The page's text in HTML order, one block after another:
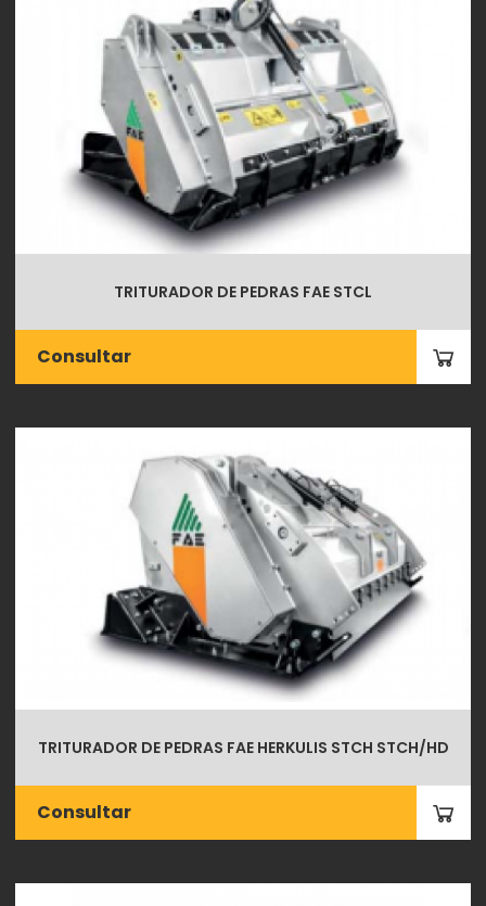
TRITURADOR DE PEDRAS FAE STCL
Consultar
TRITURADOR DE PEDRAS FAE HERKULIS STCH STCH/HD
Consultar